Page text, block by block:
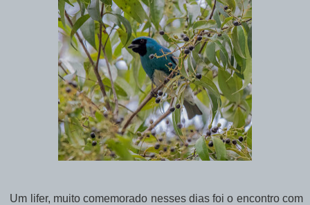
Um lifer, muito comemorado nesses dias foi o encontro com